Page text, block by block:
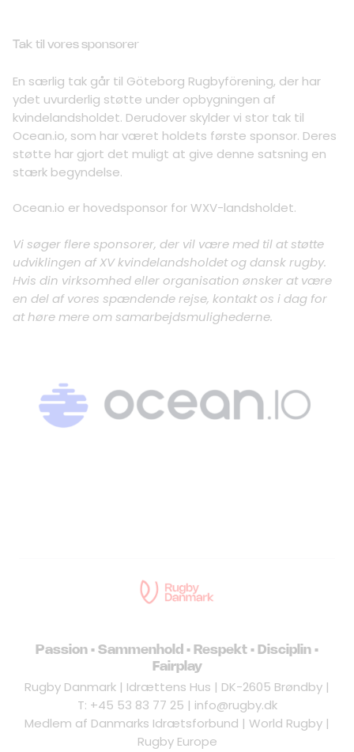
Tak til vores sponsorer
En særlig tak går til Göteborg Rugbyförening, der har
ydet uvurderlig støtte under opbygningen af
kvindelandsholdet. Derudover skylder vi stor tak til
Ocean.io, som har været holdets første sponsor. Deres
støtte har gjort det muligt at give denne satsning en
stærk begyndelse.
Ocean.io er hovedsponsor for WXV-landsholdet.
Vi søger flere sponsorer, der vil være med til at støtte
udviklingen af XV kvindelandsholdet og dansk rugby.
Hvis din virksomhed eller organisation ønsker at være
en del af vores spændende rejse, kontakt os i dag for
at høre mere om samarbejdsmulighederne.
Passion • Sammenhold • Respekt • Disciplin •
Fairplay
Rugby Danmark | Idrættens Hus | DK-2605 Brøndby |
T: +45 53 83 77 25 | info@rugby.dk
Medlem af Danmarks Idrætsforbund | World Rugby |
Rugby Europe